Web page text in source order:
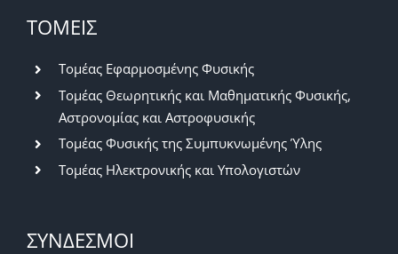
ΤΟΜΕΙΣ
Τομέας Εφαρμοσμένης Φυσικής
Τομέας Θεωρητικής και Μαθηματικής Φυσικής,
Αστρονομίας και Αστροφυσικής
Τομέας Φυσικής της Συμπυκνωμένης Ύλης
Τομέας Ηλεκτρονικής και Υπολογιστών
ΣΥΝΔΕΣΜΟΙ